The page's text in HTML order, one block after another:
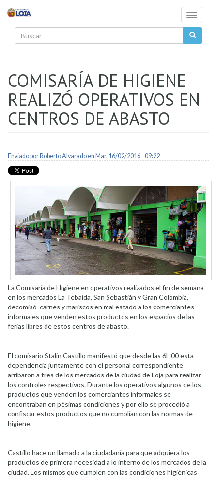
Toggle
COMISARÍA DE HIGIENE
REALIZÓ OPERATIVOS EN
CENTROS DE ABASTO
Enviado por Roberto Alvaradoen Mar, 16/02/2016 - 09:22
La Comisaría de Higiene en operativos realizados el fin de semana
en los mercados La Tebaida, San Sebastián y Gran Colombia,
decomisó carnes y mariscos en mal estado a los comerciantes
informales que venden estos productos en los espacios de las
ferias libres de estos centros de abasto.
El comisario Stalin Castillo manifestó que desde las 6H00 esta
dependencia juntamente con el personal correspondiente
arribaron a tres de los mercados de la ciudad de Loja para realizar
los controles respectivos. Durante los operativos algunos de los
productos que venden los comerciantes informales se
encontraban en pésimas condiciones y por ello se procedió a
confiscar estos productos que no cumplían con las normas de
higiene.
Castillo hace un llamado a la ciudadanía para que adquiera los
productos de primera necesidad a lo interno de los mercados de la
ciudad. Los mismos que cumplen con las condiciones higiénicas